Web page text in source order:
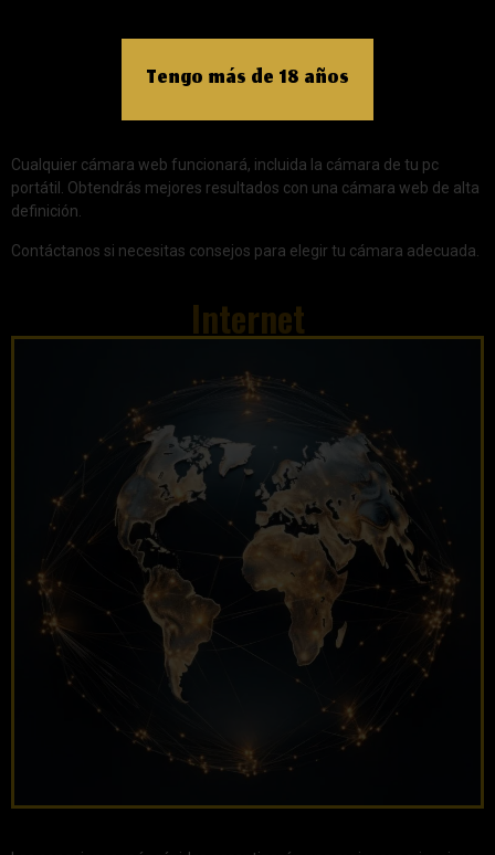
Cualquier cámara web funcionará, incluida la cámara de tu pc
portátil. Obtendrás mejores resultados con una cámara web de alta
definición.
Contáctanos si necesitas consejos para elegir tu cámara adecuada.
Internet
Tengo más de 18 años